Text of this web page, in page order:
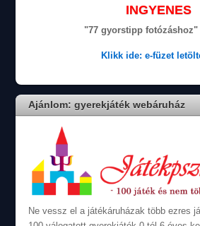
INGYENES
"77 gyorstipp fotózáshoz"
Klikk ide: e-füzet
Ajánlom: gyerekjáték webáruház
Ne vessz el a játékáruházak több ezres